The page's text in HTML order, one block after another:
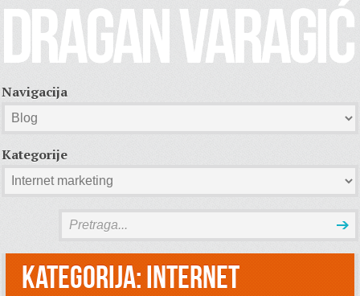
Navigacija
Kategorije
Kategorija:Internet